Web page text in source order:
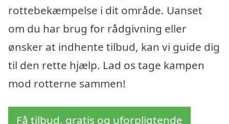
rottebekæmpelse i dit område. Uanset
om du har brug for rådgivning eller
ønsker at indhente tilbud, kan vi guide dig
til den rette hjælp. Lad os tage kampen
mod rotterne sammen!
Få tilbud, gratis og uforpligtende